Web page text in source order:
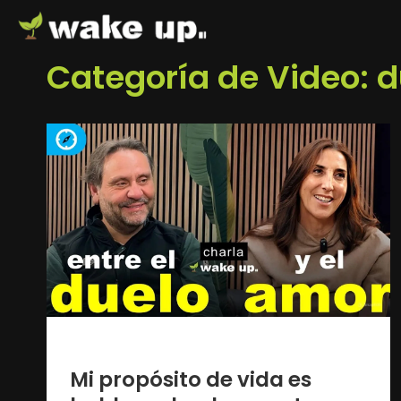
Categoría de Video:
Mi propósito de vida es